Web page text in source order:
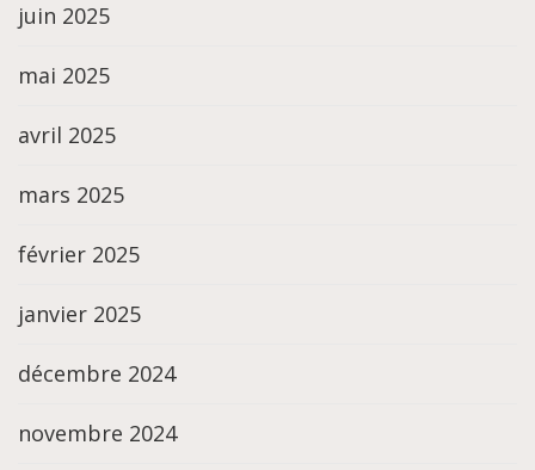
juin 2025
mai 2025
avril 2025
mars 2025
février 2025
janvier 2025
décembre 2024
novembre 2024